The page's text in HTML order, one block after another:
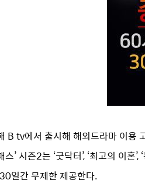
B tv에서 출시해 해외드라마 이용
스’ 시즌2는 ‘굿닥터’, ‘최고의 이
일간 무제한 제공한다.